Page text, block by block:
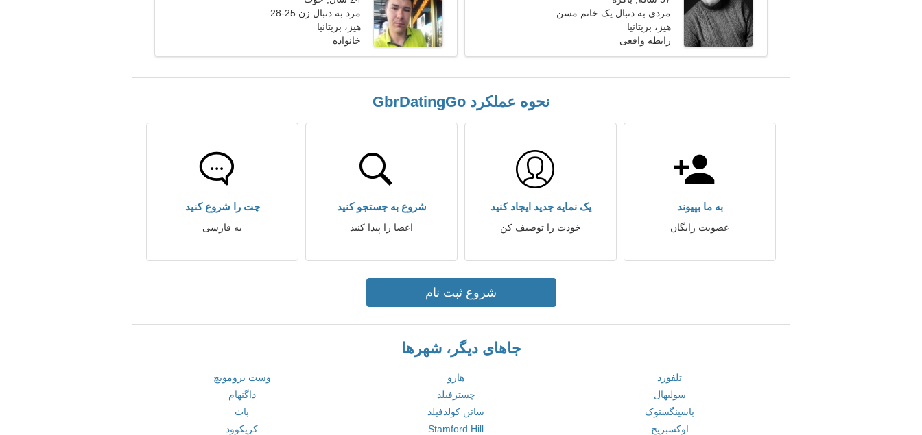
مردی به دنبال یک خانم مسن
هیز، بریتانیا
رابطه واقعی
مرد به دنبال زن 25-28
هیز، بریتانیا
خانواده
نحوه عملکرد GbrDatingGo
به ما بپیوند
عضویت رایگان
یک نمایه جدید ایجاد کنید
خودت را توصیف کن
شروع به جستجو کنید
اعضا را پیدا کنید
چت را شروع کنید
به فارسی
شروع ثبت نام
جاهای دیگر، شهرها
تلفورد هارو
وست برومویچ
سولیهال
چسترفیلد
داگنهام
باسینگستوک
ساتن کولدفیلد
باث
اوکسبریج
Stamford Hill کریکوود